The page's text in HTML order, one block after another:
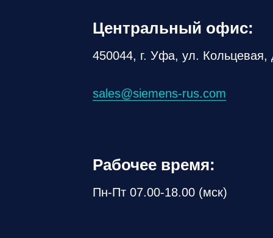
450044, г. Уфа, ул. Кольцевая,
sales@siemens-rus.com
Центральный офис:
Пн-Пт 07.00-18.00 (мск)
Рабочее время: